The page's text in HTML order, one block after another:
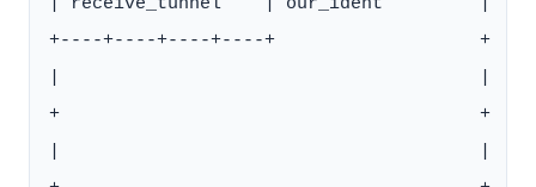
+----+----+----+----+                   +
+                                       +